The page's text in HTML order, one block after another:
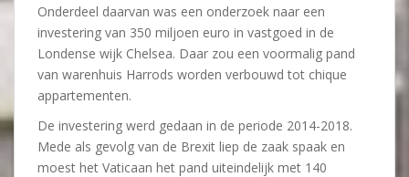
Onderdeel daarvan was een onderzoek naar een
investering van 350 miljoen euro in vastgoed in de
Londense wijk Chelsea. Daar zou een voormalig pand
van warenhuis Harrods worden verbouwd tot chique
appartementen.
De investering werd gedaan in de periode 2014-2018.
Mede als gevolg van de Brexit liep de zaak spaak en
moest het Vaticaan het pand uiteindelijk met 140